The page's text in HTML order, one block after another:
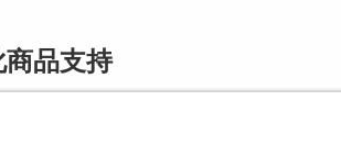
商品支持
业商家全类型卖货需求